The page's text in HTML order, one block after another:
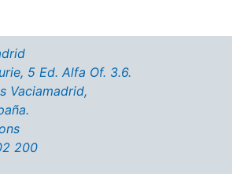
5 Ed. Alfa Of. 3.6.
Vaciamadrid,
200